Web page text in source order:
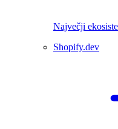
Največji
Shopify.dev